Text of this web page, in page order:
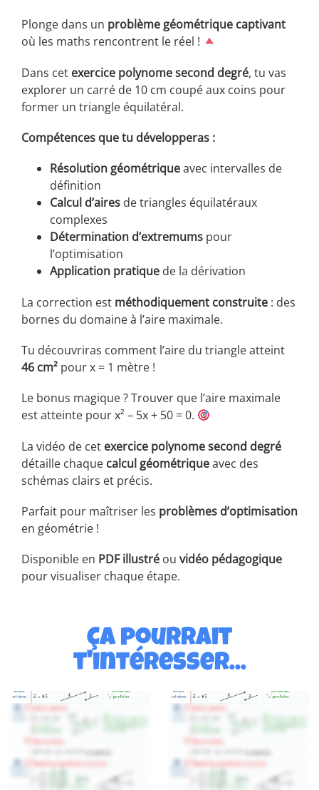
Plonge dans un problème géométrique captivant
où les maths rencontrent le réel !
Dans cet exercice polynome second degré, tu vas
explorer un carré de 10 cm coupé aux coins pour
former un triangle équilatéral.
Compétences que tu développeras :
Résolution géométriqueavec intervalles de
définition
Calcul d’aires de triangles équilatéraux
complexes
Détermination d’extremums pour
l’optimisation
Application pratique de la dérivation
La correction est méthodiquement construite : des
bornes du domaine à l’aire maximale.
Tu découvriras comment l’aire du triangle atteint
46 cm² pour x = 1 mètre !
Le bonus magique ? Trouver que l’aire maximale
est atteinte pour x² – 5x + 50 = 0.
La vidéo de cet exercice polynome second degré
détaille chaque calcul géométriqueavec des
schémas clairs et précis.
Parfait pour maîtriser les problèmes d’optimisation
en géométrie !
Disponible en PDF illustré ou vidéo pédagogique
pour visualiser chaque étape.
Ça pourrait
t'intéresser...